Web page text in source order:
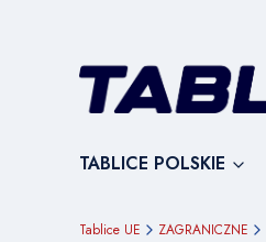
TABLICE POLSKIE
Tablice UE ZAGRANICZNE